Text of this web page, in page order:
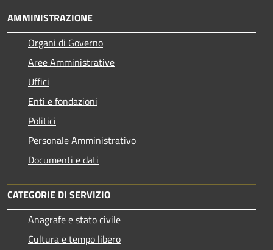
AMMINISTRAZIONE
Organi di Governo
Aree Amministrative
Uffici
Enti e fondazioni
Politici
Personale Amministrativo
Documenti e dati
CATEGORIE DI SERVIZIO
Anagrafe e stato civile
Cultura e tempo libero